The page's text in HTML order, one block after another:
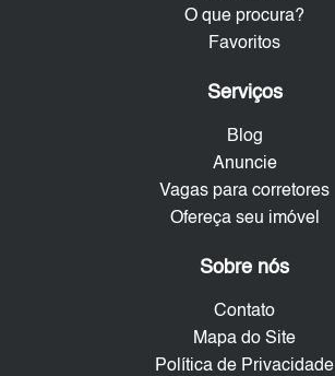
O que procura?
Favoritos
Serviços
Blog
Anuncie
Vagas para corretores
Ofereça seu imóvel
Sobre nós
Contato
Mapa do Site
Política de Privacidade